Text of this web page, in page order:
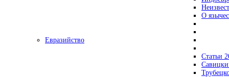
О
Евразийство
Статьи